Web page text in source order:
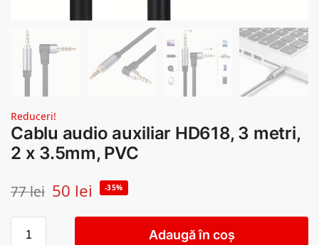
Reduceri!
Cablu audio auxiliar HD618, 3 metri,
2 x 3.5mm, PVC
77lei 50 lei -35%
Adaugă în coș